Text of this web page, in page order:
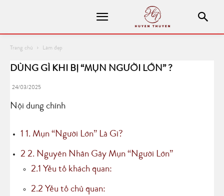
Trang chủ Làm đẹp
DÙNG GÌ KHI BỊ “MỤN NGƯỜI LỚN” ?
24/03/2025
Nội dung chính
1 1. Mụn “Người Lớn” Là Gì?
2 2. Nguyên Nhân Gây Mụn “Người Lớn”
2.1 Yếu tố khách quan:
2.2 Yếu tố chủ quan: